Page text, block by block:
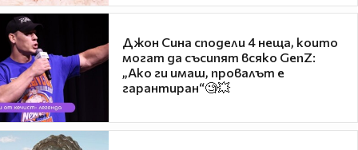
Джон Сина сподели 4 неща, които
могат да съсипят всяко GenZ:
„Ако ги имаш, провалът е
гарантиран“🧐💥